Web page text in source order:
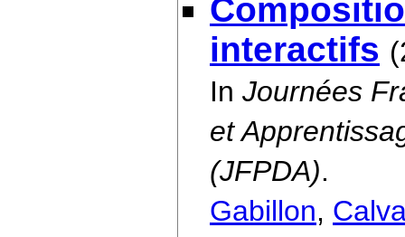
interactifs
In Journées
et
(JFPDA).
Gabillon,